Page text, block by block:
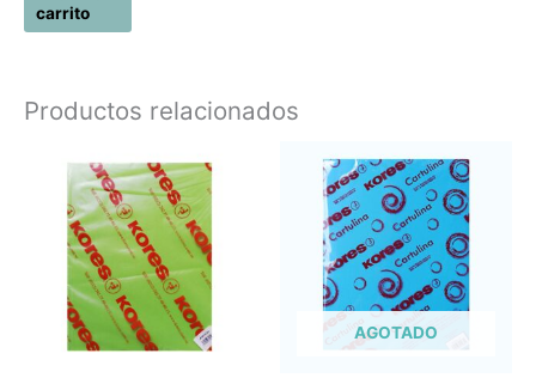
carrito
Productos relacionados
AGOTADO